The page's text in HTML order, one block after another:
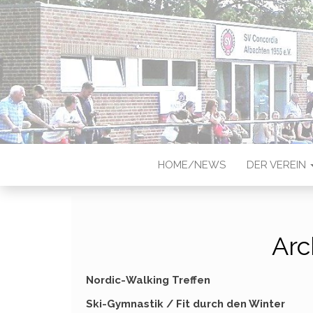
Sportverein in Münster-
HOME/NEWS DER VEREIN
Nordic-Walking Treffen
Ski-Gymnastik / Fit durch den Winter